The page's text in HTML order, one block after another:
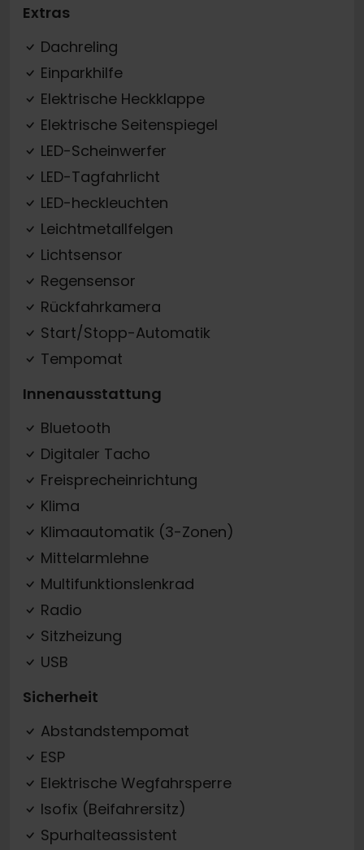
Extras
Dachreling
Einparkhilfe
Elektrische Heckklappe
Elektrische Seitenspiegel
LED-Scheinwerfer
LED-Tagfahrlicht
LED-heckleuchten
Leichtmetallfelgen
Lichtsensor
Regensensor
Rückfahrkamera
Start/Stopp-Automatik
Tempomat
Innenausstattung
Bluetooth
Digitaler Tacho
Freisprecheinrichtung
Klima
Klimaautomatik (3-Zonen)
Mittelarmlehne
Multifunktionslenkrad
Radio
Sitzheizung
USB
Sicherheit
Abstandstempomat
ESP
Elektrische Wegfahrsperre
Isofix (Beifahrersitz)
Spurhalteassistent